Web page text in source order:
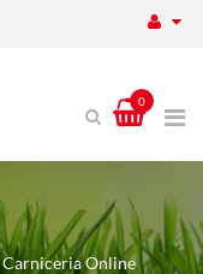
0
Carniceria Online